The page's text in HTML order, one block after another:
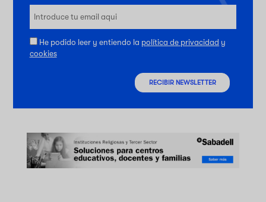
He podido leer y entiendo la política de privacidad y
cookies
RECIBIR NEWSLETTER